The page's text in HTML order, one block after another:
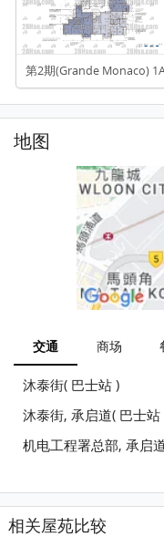
第2期(Grande Monaco)
地图
交通 商场
沐泰街( 巴士站 )
沐泰街, 承启道( 巴士站
机电工程署总部, 承启
相关屋苑比较